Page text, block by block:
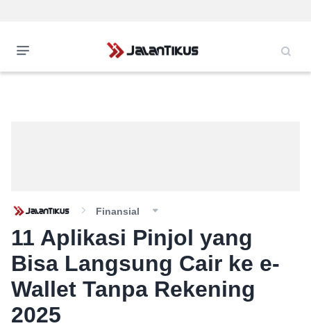
Finansial
11 Aplikasi Pinjol yang
Bisa Langsung Cair ke e-
Wallet Tanpa Rekening
2025